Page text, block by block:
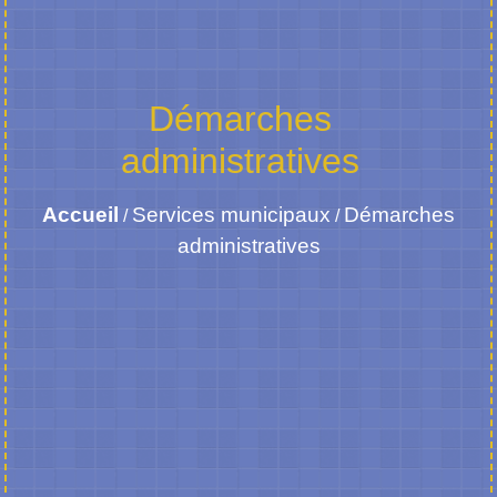
Démarches
administratives
Accueil / Services municipaux / Démarches
administratives